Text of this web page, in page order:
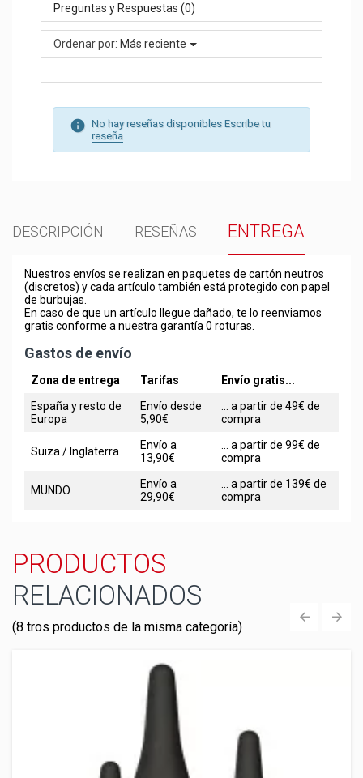
Preguntas y Respuestas (0)
Ordenar por: Más reciente
No hay reseñas disponibles Escribe tu
reseña
DESCRIPCIÓN RESEÑAS ENTREGA
Nuestros envíos se realizan en paquetes de cartón neutros
(discretos) y cada artículo también está protegido con papel
de burbujas.
En caso de que un artículo llegue dañado, te lo reenviamos
gratis conforme a nuestra garantía 0 roturas.
Gastos de envío
Zona de entrega Tarifas
Envío gratis...
España y resto de
Europa
Envío desde
5,90€
... a partir de 49€ de
compra
Suiza / Inglaterra
Envío a
13,90€
... a partir de 99€ de
compra
MUNDO
Envío a
29,90€
... a partir de 139€ de
compra
PRODUCTOS
RELACIONADOS
(8 tros productos de la misma categoría)